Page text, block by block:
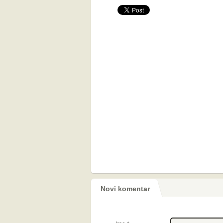
Novi komentar